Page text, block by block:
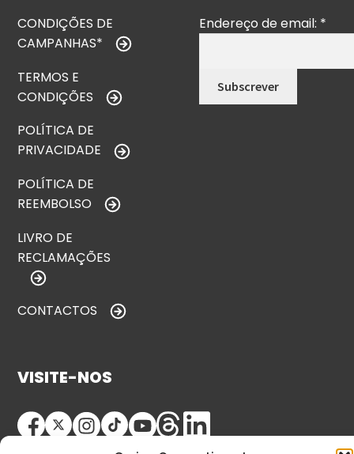
CONDIÇÕES DE
CAMPANHAS*
TERMOS E
CONDIÇÕES
POLÍTICA DE
PRIVACIDADE
POLÍTICA DE
REEMBOLSO
LIVRO DE
RECLAMAÇÕES
CONTACTOS
Endereço de email: *
VISITE-NOS